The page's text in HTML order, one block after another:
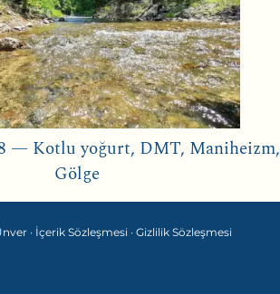
— Kotlu yoğurt, DMT, Maniheizm,
Gölge
· İçerik Sözleşmesi · Gizlilik Sözleşmesi